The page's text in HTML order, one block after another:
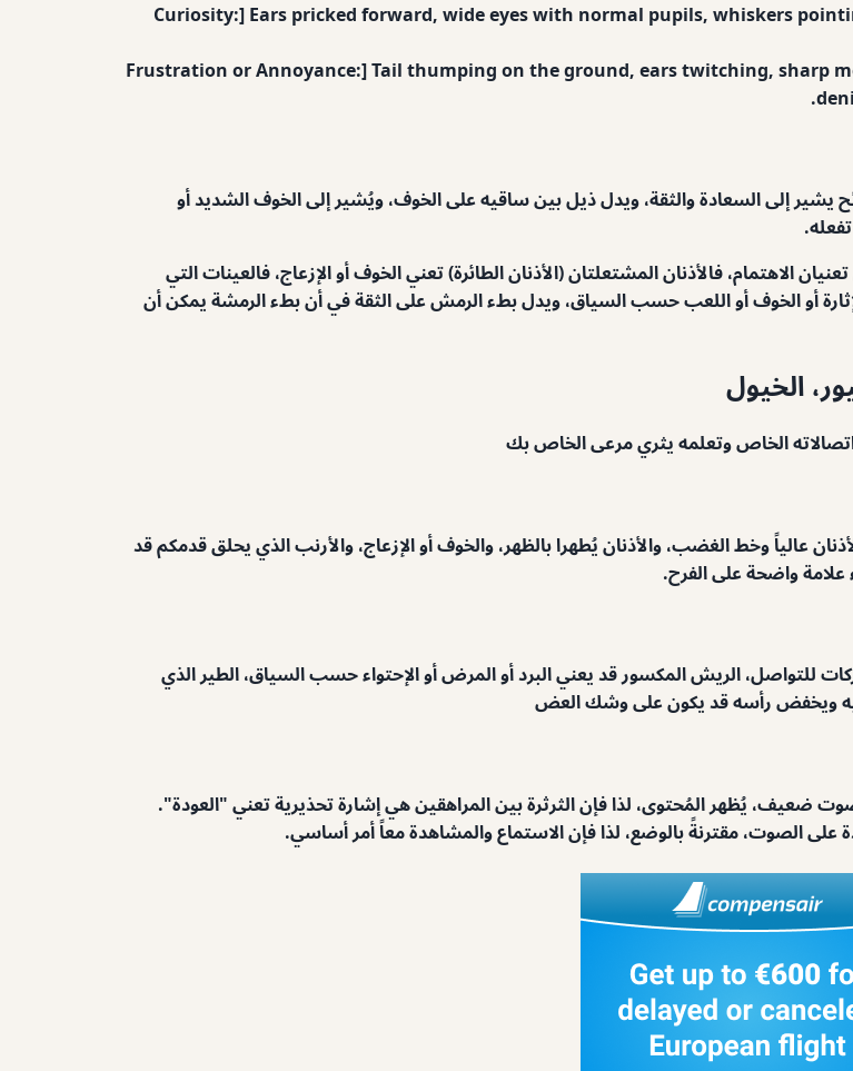
Curiosity:] Ears pricked forward, wide eyes with normal pupils, whiskers
Frustration or Annoyance:] Tail thumping on the ground, ears twitching, sharp
يشير إلى السعادة والثقة، ويدل ذيل بين ساقيه على الخوف، ويُشير إلى الخوف الشديد أو
الاهتمام، فالأذنان المشتعلتان (الأذنان الطائرة) تعني الخوف أو الإزعاج، فالعينات التي
أو الخوف أو اللعب حسب السياق، ويدل بطء الرمش على الثقة في أن بطء الرمشة يمكن أن
الخيول
اتصالاته الخاص وتعلمه يثري مرعى الخاص بك
عالياً وخط الغضب، والأذنان يُطهرا بالظهر، والخوف أو الإزعاج، والأرنب الذي يحلق قدمكم قد
علامة واضحة على الفرح.
للتواصل، الريش المكسور قد يعني البرد أو المرض أو الإحتواء حسب السياق، الطير الذي
ويخفض رأسه قد يكون على وشك العض
صوت ضعيف، يُظهر المُحتوى، لذا فإن الثرثرة بين المراهقين هي إشارة تحذيرية تعني "العودة".
الصوت، مقترنةً بالوضع، لذا فإن الاستماع والمشاهدة معاً أمر أساسي.